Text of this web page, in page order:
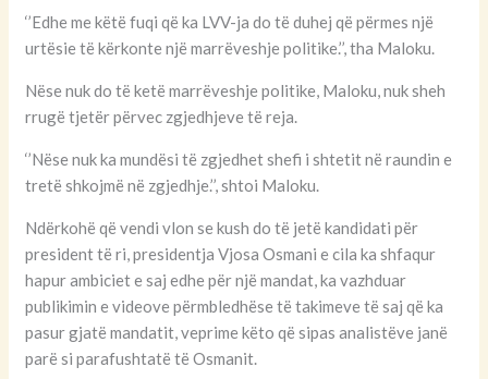
‘’Edhe me këtë fuqi që ka LVV-ja do të duhej që përmes një
urtësie të kërkonte një marrëveshje politike.’’, tha Maloku.
Nëse nuk do të ketë marrëveshje politike, Maloku, nuk sheh
rrugë tjetër përvec zgjedhjeve të reja.
‘’Nëse nuk ka mundësi të zgjedhet shefi i shtetit në raundin e
tretë shkojmë në zgjedhje.’’, shtoi Maloku.
Ndërkohë që vendi vlon se kush do të jetë kandidati për
president të ri, presidentja Vjosa Osmani e cila ka shfaqur
hapur ambiciet e saj edhe për një mandat, ka vazhduar
publikimin e videove përmbledhëse të takimeve të saj që ka
pasur gjatë mandatit, veprime këto që sipas analistëve janë
parë si parafushtatë të Osmanit.